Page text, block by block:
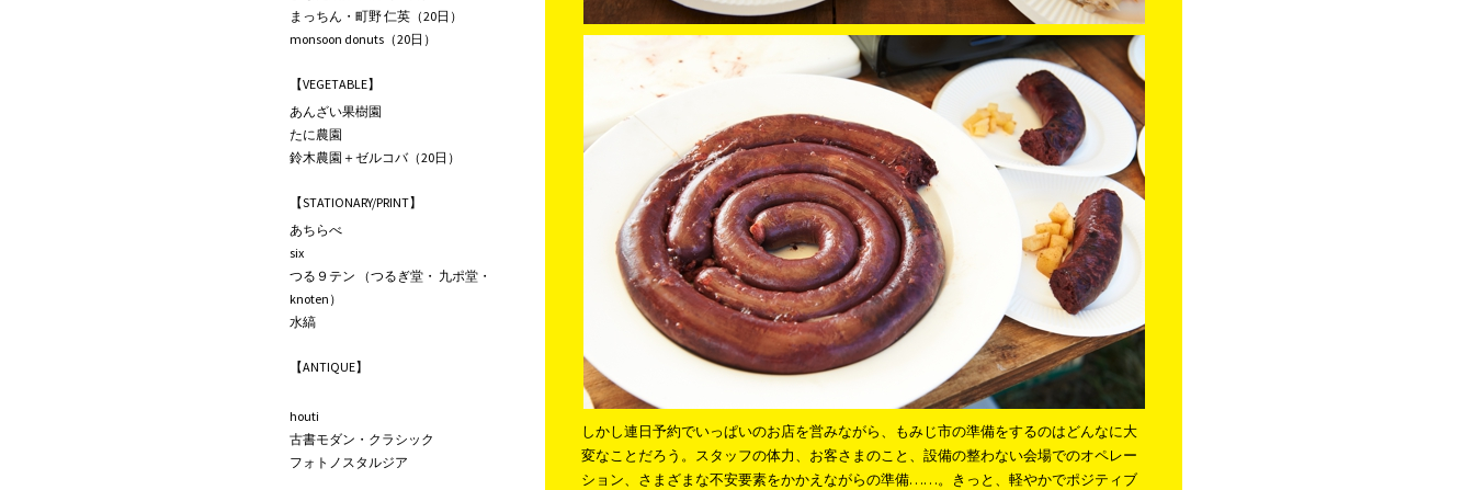
しかし連日予約でいっぱいのお店を営みながら、もみじ市の準備をするのはどんなに大
変なことだろう。スタッフの体力、お客さまのこと、設備の整わない会場でのオペレー
ション、さまざまな不安要素をかかえながらの準備……。きっと、軽やかでポジティブ
まっちん・町野 仁英（20日）
monsoon donuts（20日）
【VEGETABLE】
あんざい果樹園
たに農園
鈴木農園＋ゼルコバ（20日）
【STATIONARY/PRINT】
あちらべ
six
つる９テン （つるぎ堂・ 九ポ堂・
knoten）
水縞
【ANTIQUE】
houti
古書モダン・クラシック
フォトノスタルジア